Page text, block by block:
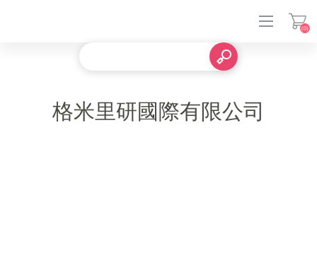
(0)
格米里研國際有限公司